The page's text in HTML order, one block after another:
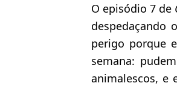
O episódio 7 de
despedaçando o
perigo porque
semana:
animalescos, e